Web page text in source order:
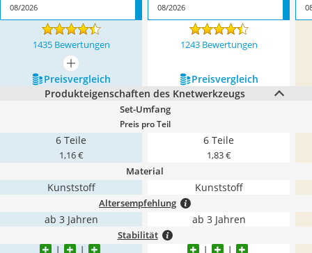
08/2026
08/2026
1435 Bewertungen 1243 Bewertungen
mehr anzeigen
Preis­vergleich
Preis­vergleich
Produkteigenschaften des Knetwerkzeugs
Set-Umfang
Preis pro Teil
6 Teile
1,16 €
6 Teile
1,83 €
Material
Kunststoff Kunststoff
Altersempfehlung
ab 3 Jahren ab 3 Jahren
Stabilität